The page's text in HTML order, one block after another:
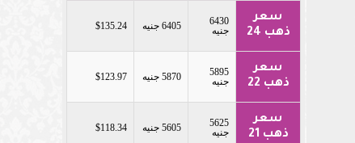
سعر
ذهب 24
6430
جنيه
6405 جنيه $135.24
سعر
ذهب 22
5895
جنيه
5870 جنيه $123.97
سعر
ذهب 21
5625
جنيه
5605 جنيه $118.34